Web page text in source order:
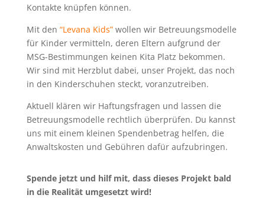
Kontakte knüpfen können.
Mit den “Levana Kids”wollen wir Betreuungsmodelle
für Kinder vermitteln, deren Eltern aufgrund der
MSG-Bestimmungen keinen Kita Platz bekommen.
Wir sind mit Herzblut dabei, unser Projekt, das noch
in den Kinderschuhen steckt, voranzutreiben.
Aktuell klären wir Haftungsfragen und lassen die
Betreuungsmodelle rechtlich überprüfen. Du kannst
uns mit einem kleinen Spendenbetrag helfen, die
Anwaltskosten und Gebühren dafür aufzubringen.
Spende jetzt und hilf mit, dass dieses Projekt bald
in die Realität umgesetzt wird!